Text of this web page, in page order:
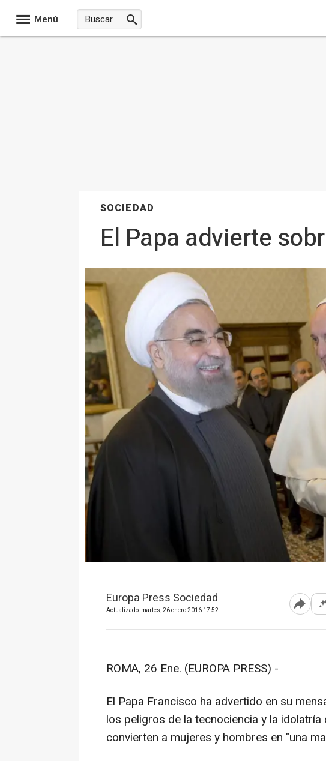
Menú
SOCIEDAD
El Papa advierte
Europa Press Sociedad
Actualizado: martes, 26 enero 2016 17:52 Abrir
ROMA, 26 Ene. (EUROPA PRESS) -
El Papa Francisco ha advertido en su
los peligros de la tecnociencia y la
convierten a mujeres y hombres en "una